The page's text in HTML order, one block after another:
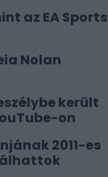
az EA Sports
Nolan
került
on
2011-es